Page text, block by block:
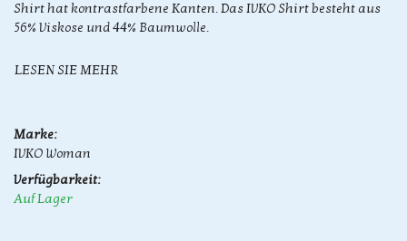
Shirt hat kontrastfarbene Kanten. Das IVKO Shirt besteht aus
56% Viskose und 44% Baumwolle.
LESEN SIE MEHR
Marke:
IVKO Woman
Verfügbarkeit:
Auf Lager